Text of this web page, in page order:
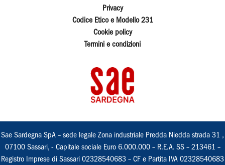
Privacy
Codice Etico e Modello 231
Cookie policy
Termini e condizioni
Sae Sardegna SpA – sede legale Zona industriale Predda Niedda strada 31 ,
07100 Sassari, - Capitale sociale Euro 6.000.000 – R.E.A. SS – 213461 –
Registro Imprese di Sassari 02328540683 – CF e Partita IVA 02328540683